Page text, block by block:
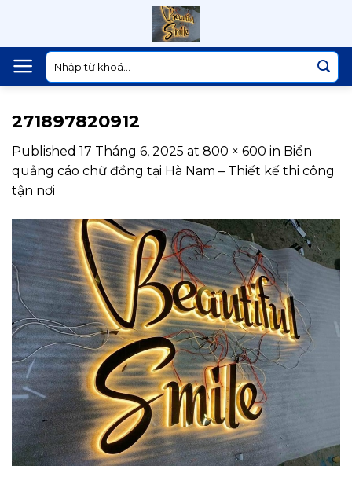
content
Tìm
kiếm:
271897820912
Published 17 Tháng 6, 2025 at 800 × 600 in Biển
quảng cáo chữ đồng tại Hà Nam – Thiết kế thi công
tận nơi